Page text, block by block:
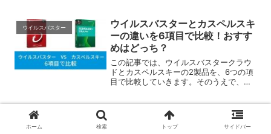
ウイルスバスター
ウイルスバスターとカスペルスキ
ーの違いを6項目で比較！おすす
めはどっち？
この記事では、ウイルスバスタークラウ
ドとカスペルスキーの2製品を、6つの項
目で比較していきます。そのうえで、そ
について、整理します。どちらのセキュ
リティソフトを購入するべきか迷ってい
る方は、ぜひ参考にしてください。
ホーム 検索 トップ サイドバー